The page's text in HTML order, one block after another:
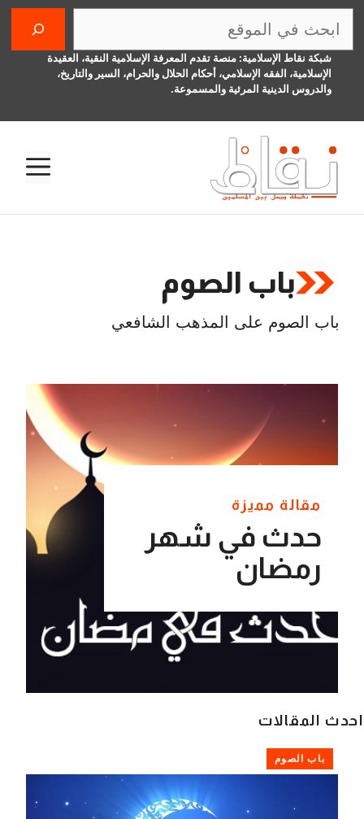
انتقل
المحتوىشبكة نقاط الإسلامية: منصة تقدم المعرفة الإسلامية النقية، العقيدة
الإسلامية، الفقه الإسلامي، أحكام الحلال والحرام، السير والتاريخ،
والدروس الدينية المرئية والمسموعة.
باب الصوم
باب الصوم على المذهب الشافعي
مقالة مميزة
حدث في شهر
رمضان
احدث المقالات
باب الصوم